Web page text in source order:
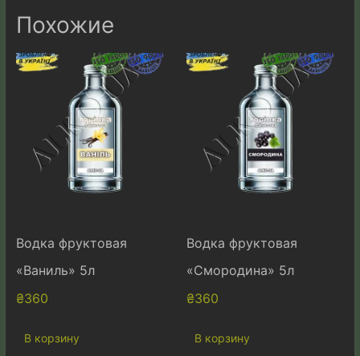
Похожие
Водка фруктовая
«Ваниль» 5л
₴360
В корзину
Водка фруктовая
«Смородина» 5л
₴360
В корзину